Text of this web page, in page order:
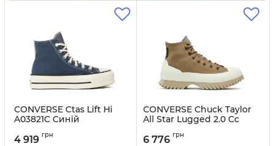
CONVERSE Ctas Lift Hi
A03821C Cиній
4 919 грн
CONVERSE Chuck Taylor
All Star Lugged 2.0 Cc
Артикул: 0000303261252-37.1_2
6 776 грн